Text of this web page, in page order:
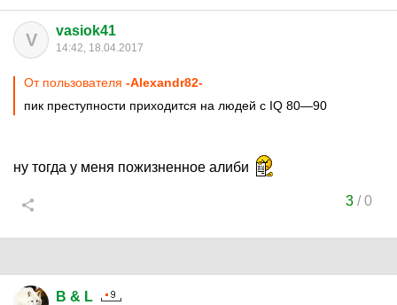
V vasiok41
14:42, 18.04.2017
От пользователя -Alexandr82-
пик преступности приходится на людей с IQ 80—90
ну тогда у меня пожизненное алиби
3/0
B & L